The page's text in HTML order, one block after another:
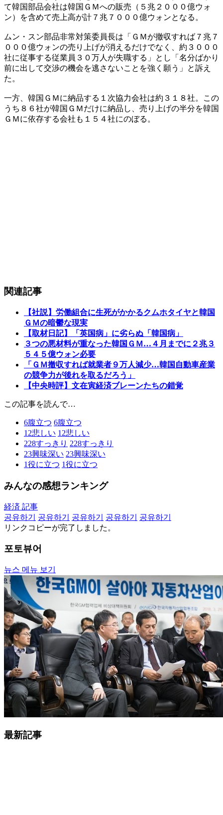
て韓国部品会社は韓国ＧＭへの販売（５兆２０００億ウォ
ン）を含めて売上高が計７兆７０００億ウォンとなる。
ムン・スン部品非常対策委員長は「ＧＭが撤収すれば７兆７
０００億ウォンの売り上げが消えるだけでなく、約３０００
社に従事する従業員３０万人が失職する」とし「名分ばかり
前に出して交渉の機会を逃さないことを強く願う」と訴え
た。
一方、韓国ＧＭに納品する１次協力会社は約３１８社。この
うち８６社が韓国ＧＭだけに納品し、売り上げの半分を韓国
ＧＭに依存する会社も１５４社にのぼる。
関連記事
【社説】労働組合に生死がかかるクムホタイヤと韓国
ＧＭの暗鬱な現実
【取材日記】「英国病」に劣らぬ「韓国病」
３つの悪材料が重なった韓国ＧＭ…４月までに２兆３
５４５億ウォン必要
「ＧＭ撤収すれば就業者９万人減少…韓国自動車産業
の競争力が後れを取るだろう」
【中央時評】文在寅経済ブレーンたちの錯覚
この記事を読んで…
6腹立つ 6腹立つ
12悲しい 12悲しい
228すっきり 228すっきり
23興味深い 23興味深い
1役に立つ 1役に立つ
みんなの感想ランキング
経済 記事
공유하기
공유하기 공유하기 공유하기
공유하기
リンクコピーが完了しました。
포토뷰어
뉴스 메뉴 보기
最新記事